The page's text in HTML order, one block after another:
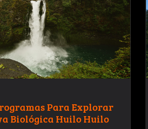
Para Explorar
Biológica Huilo Huilo